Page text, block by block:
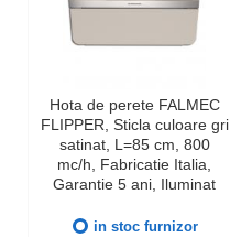
Hota de perete FALMEC
FLIPPER, Sticla culoare gri
satinat, L=85 cm, 800
mc/h, Fabricatie Italia,
Garantie 5 ani, Iluminat
in stoc furnizor